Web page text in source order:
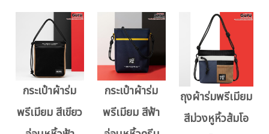
กระเป๋าผ้าร่ม
พรีเมียม สีเขียว
กระเป๋าผ้าร่ม
พรีเมียม สีฟ้า
ถุงผ้าร่มพรีเมียม
สีม่วงหูหิ้วส้มโอ